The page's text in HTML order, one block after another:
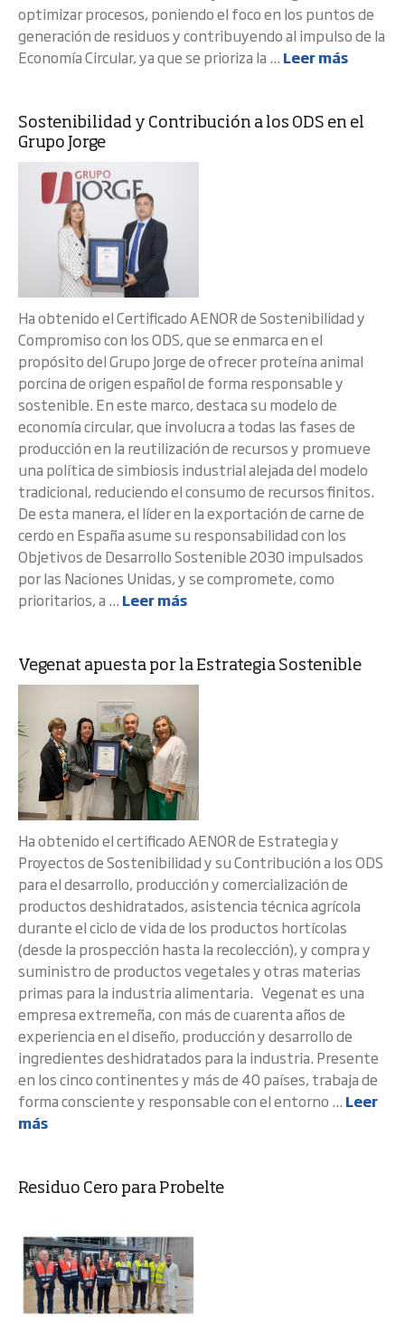
optimizar procesos, poniendo el foco en los puntos de
generación de residuos y contribuyendo al impulso de la
Economía Circular, ya que se prioriza la ... Leer más
Sostenibilidad y Contribución a los ODS en el
Grupo Jorge
Ha obtenido el Certificado AENOR de Sostenibilidad y
Compromiso con los ODS, que se enmarca en el
propósito del Grupo Jorge de ofrecer proteína animal
porcina de origen español de forma responsable y
sostenible. En este marco, destaca su modelo de
economía circular, que involucra a todas las fases de
producción en la reutilización de recursos y promueve
una política de simbiosis industrial alejada del modelo
tradicional, reduciendo el consumo de recursos finitos.
De esta manera, el líder en la exportación de carne de
cerdo en España asume su responsabilidad con los
Objetivos de Desarrollo Sostenible 2030 impulsados
por las Naciones Unidas, y se compromete, como
prioritarios, a ... Leer más
Vegenat apuesta por la Estrategia Sostenible
Ha obtenido el certificado AENOR de Estrategia y
Proyectos de Sostenibilidad y su Contribución a los ODS
para el desarrollo, producción y comercialización de
productos deshidratados, asistencia técnica agrícola
durante el ciclo de vida de los productos hortícolas
(desde la prospección hasta la recolección), y compra y
suministro de productos vegetales y otras materias
primas para la industria alimentaria. Vegenat es una
empresa extremeña, con más de cuarenta años de
experiencia en el diseño, producción y desarrollo de
ingredientes deshidratados para la industria. Presente
en los cinco continentes y más de 40 países, trabaja de
forma consciente y responsable con el entorno ... Leer
más
Residuo Cero para Probelte